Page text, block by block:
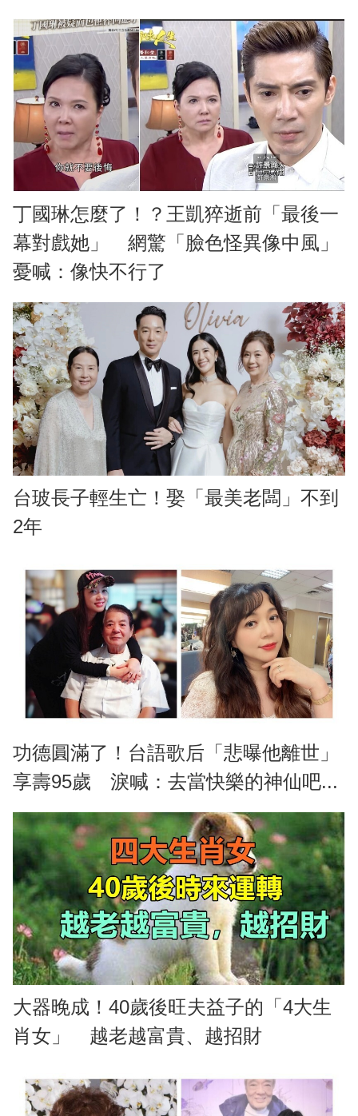
丁國琳怎麼了！？王凱猝逝前「最後一
幕對戲她」 網驚「臉色怪異像中風」
憂喊：像快不行了
台玻長子輕生亡！娶「最美老闆」不到
2年
功德圓滿了！台語歌后「悲曝他離世」
享壽95歲 淚喊：去當快樂的神仙吧...
大器晚成！40歲後旺夫益子的「4大生
肖女」 越老越富貴、越招財